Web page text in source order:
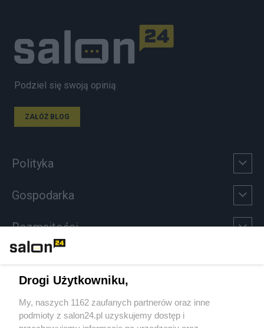
Podziel się swoją opinią
ZAŁÓŻ BLOG
Polityka
Gospodarka
Rozmaitości
Sport
Społeczeństwo
Drogi Użytkowniku,
My, naszych 1162 zaufanych partnerów oraz inne
podmioty z salon24.pl uzyskujemy dostęp i